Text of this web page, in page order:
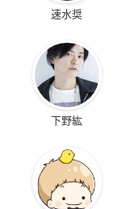
速水奨
下野紘